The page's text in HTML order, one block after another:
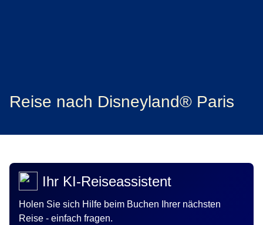
Reise nach Disneyland® Paris
Ihr KI-Reiseassistent
Holen Sie sich Hilfe beim Buchen Ihrer nächsten
Reise - einfach fragen.